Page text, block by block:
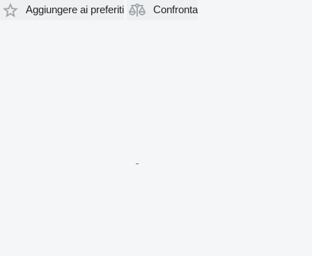
Aggiungere ai preferiti
Confronta